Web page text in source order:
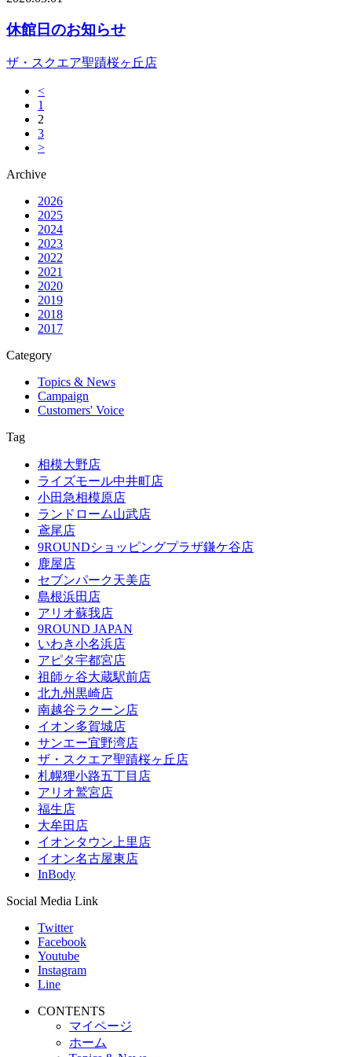
休館日のお知らせ
ザ・スクエア聖蹟桜ヶ丘店
<
1
2
3
>
Archive
2026
2025
2024
2023
2022
2021
2020
2019
2018
2017
Category
Topics & News
Campaign
Customers' Voice
Tag
相模大野店
ライズモール中井町店
小田急相模原店
ランドローム山武店
鳶尾店
9ROUNDショッピングプラザ鎌ケ谷店
鹿屋店
セブンパーク天美店
島根浜田店
アリオ蘇我店
9ROUND JAPAN
いわき小名浜店
アピタ宇都宮店
祖師ヶ谷大蔵駅前店
北九州黒崎店
南越谷ラクーン店
イオン多賀城店
サンエー宜野湾店
ザ・スクエア聖蹟桜ヶ丘店
札幌狸小路五丁目店
アリオ鷲宮店
福生店
大牟田店
イオンタウン上里店
イオン名古屋東店
InBody
Social Media Link
Twitter
Facebook
Youtube
Instagram
Line
CONTENTS
マイページ
ホーム